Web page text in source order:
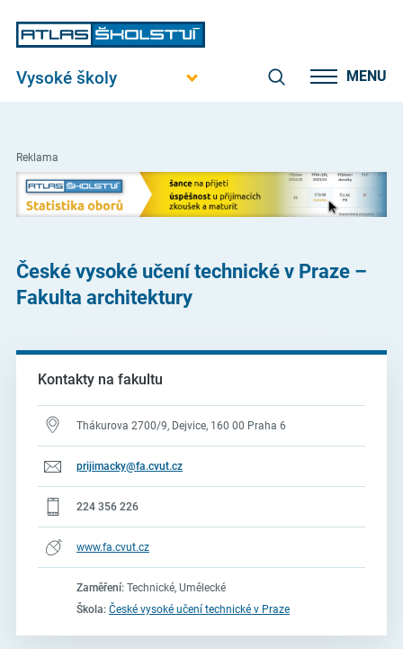
Vysoké školy MENU
Reklama
České vysoké učení technické v Praze –
Fakulta architektury
Kontakty na fakultu
Thákurova 2700/9, Dejvice, 160 00 Praha 6
prijimacky@fa.cvut.cz
224 356 226
www.fa.cvut.cz
Zaměření:Technické, Umělecké
Škola: České vysoké učení technické v Praze